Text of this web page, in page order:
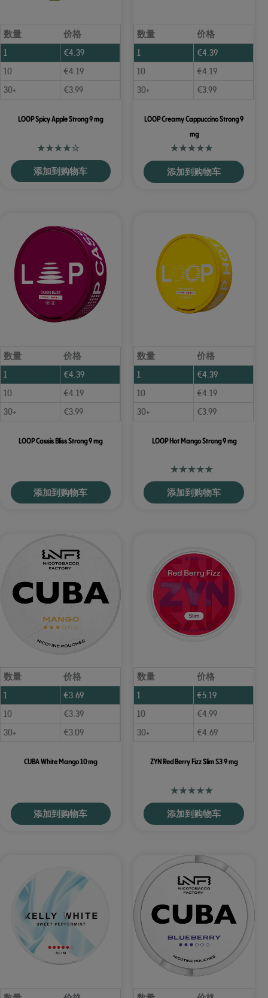
数量
价格
1
€4.39
10
€4.19
30+
€3.99
LOOP Spicy Apple Strong 9 mg
添加到购物车
数量
价格
1
€4.39
10
€4.19
30+
€3.99
LOOP Creamy Cappuccino Strong 9
mg
添加到购物车
数量
价格
1
€4.39
10
€4.19
30+
€3.99
LOOP Cassis Bliss Strong 9 mg
添加到购物车
数量
价格
1
€4.39
10
€4.19
30+
€3.99
LOOP Hot Mango Strong 9 mg
添加到购物车
数量
价格
1
€3.69
10
€3.39
30+
€3.09
CUBA White Mango 10 mg
添加到购物车
数量
价格
1
€5.19
10
€4.99
30+
€4.69
ZYN Red Berry Fizz Slim S3 9 mg
添加到购物车